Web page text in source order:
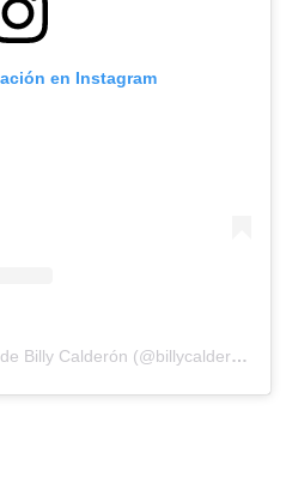
en Instagram
Una publicación compartida de Billy Calderón (@billycalderon14)